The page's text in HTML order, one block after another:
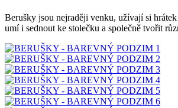
Berušky jsou nejraději venku, užívají si
umí i sednout ke stolečku a společně tvořit